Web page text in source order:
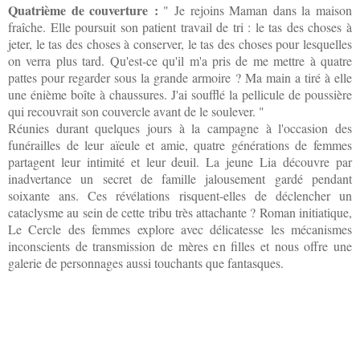
Quatrième de couverture : " Je rejoins Maman dans la maison
fraîche. Elle poursuit son patient travail de tri : le tas des choses à
jeter, le tas des choses à conserver, le tas des choses pour lesquelles
on verra plus tard. Qu'est-ce qu'il m'a pris de me mettre à quatre
pattes pour regarder sous la grande armoire ? Ma main a tiré à elle
une énième boîte à chaussures. J'ai soufflé la pellicule de poussière
qui recouvrait son couvercle avant de le soulever. "
Réunies durant quelques jours à la campagne à l'occasion des
funérailles de leur aïeule et amie, quatre générations de femmes
partagent leur intimité et leur deuil. La jeune Lia découvre par
inadvertance un secret de famille jalousement gardé pendant
soixante ans. Ces révélations risquent-elles de déclencher un
cataclysme au sein de cette tribu très attachante ? Roman initiatique,
Le Cercle des femmes explore avec délicatesse les mécanismes
inconscients de transmission de mères en filles et nous offre une
galerie de personnages aussi touchants que fantasques.